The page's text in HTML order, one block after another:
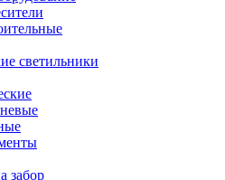
светильники
забор